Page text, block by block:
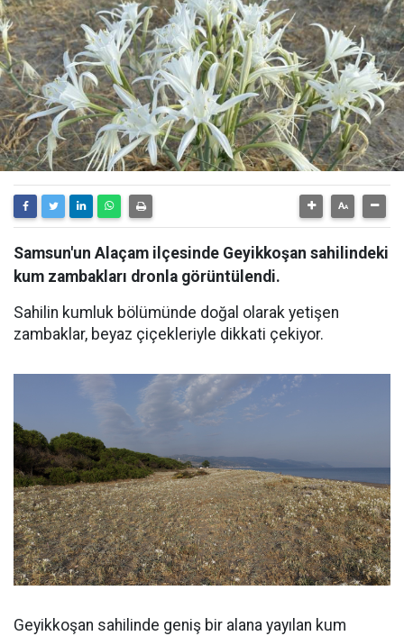
Samsun'un Alaçam ilçesinde Geyikkoşan sahilindeki
kum zambakları dronla görüntülendi.
Sahilin kumluk bölümünde doğal olarak yetişen
zambaklar, beyaz çiçekleriyle dikkati çekiyor.
Geyikkoşan sahilinde geniş bir alana yayılan kum